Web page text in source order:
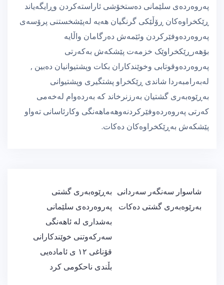
پەروەردەی سلێمانی دەستخۆشی ئاراستەکردن وڕایگەیاند
ڕێکخراوەکان ڕۆڵێکی گرنگیان هەیە لەپێشخستنی پرۆسەی
پەروەردەوفێرکردن وئێمەش دەرگامان واڵایە
بۆهەرڕێکخراوێک خزمەت پێشکەش بەکەرتی
پەروەردەوقوتابی وخوێندکاران بکات وپشتیوانیان دەبین ,
لەبەرامبەردا شاندی ڕێکخراو پشتگیری وپشتیوانی
بەڕێوەبەری گشتیان بەرزنرخاند کە بەردەوام لەخەمی
کەرتی پەروەردەوفێرکردنەوهەماهەنگی وکارئاسانی تەواو
پێشکەش بەڕێکخراوەکان دەکات.
ڕێدۆزیی
بەڕێوەبەری گشتی
پەروەردەی سلێمانی
بەشداری لە ئاهەنگی
سەرکەوتنی خوێندکارانی
قۆناغی ١٢ ی ئامادەیی
بڵندی ناحکومی كرد
شاسوار سەنگەر سەردانی
بەرێوەبەری گشتی دەكات